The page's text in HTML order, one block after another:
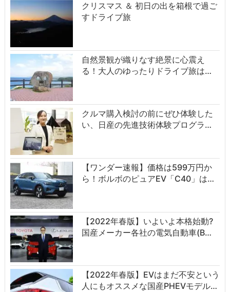
クリスマス ＆ 初日の出を箱根で過ご
すドライブ旅
自然景観が織りなす絶景に心震え
る！大人のゆったりドライブ旅は…
クルマ購入検討の前にぜひ体験した
い、日産の先進技術体験プログラ…
【ワンダー速報】価格は599万円か
ら！ボルボのピュアEV「C40」は…
【2022年春版】いよいよ本格始動?
国産メーカー各社の電気自動車(B…
【2022年春版】EVはまだ不安という
人にもオススメな国産PHEVモデル…